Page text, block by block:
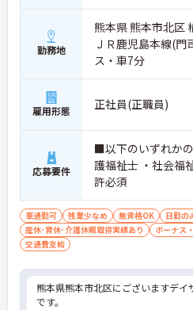
勤務地
熊本県 熊本市北区
ＪＲ鹿児島本線(
ス・車7分
雇用形態 正社員(正職員)
応募要件
■以下のいずれか
護福祉士 ・社会福
許必須
車通勤可 残業少なめ 無資格OK 日勤の
産休･育休･介護休暇取得実績あり
ボーナス
交通費支給
熊本県熊本市北区にございますデイ
です。